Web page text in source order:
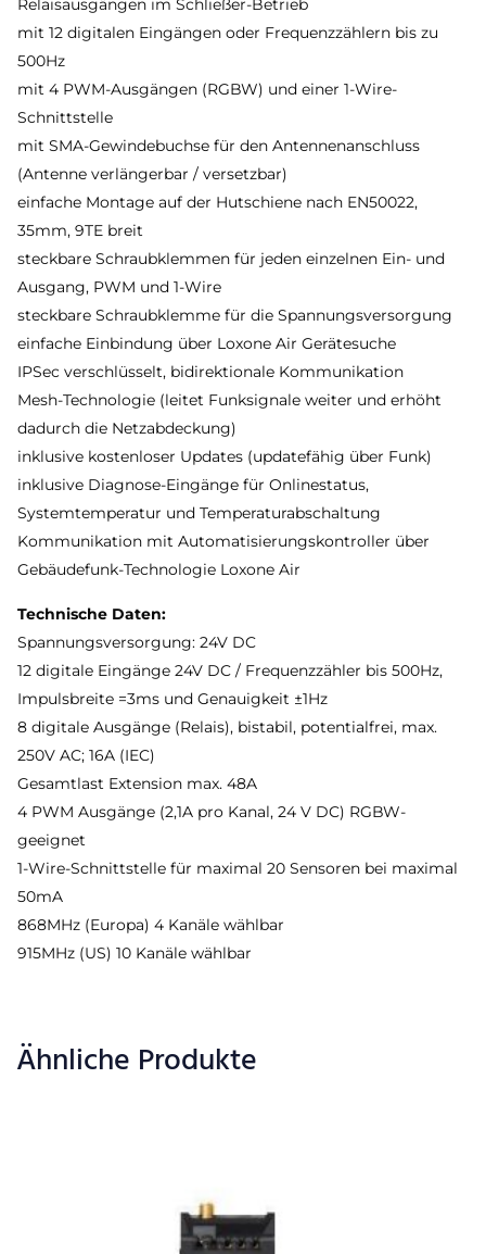
Relaisausgängen im Schließer-Betrieb
mit 12 digitalen Eingängen oder Frequenzzählern bis zu
500Hz
mit 4 PWM-Ausgängen (RGBW) und einer 1-Wire-
Schnittstelle
mit SMA-Gewindebuchse für den Antennenanschluss
(Antenne verlängerbar / versetzbar)
einfache Montage auf der Hutschiene nach EN50022,
35mm, 9TE breit
steckbare Schraubklemmen für jeden einzelnen Ein- und
Ausgang, PWM und 1-Wire
steckbare Schraubklemme für die Spannungsversorgung
einfache Einbindung über Loxone Air Gerätesuche
IPSec verschlüsselt, bidirektionale Kommunikation
Mesh-Technologie (leitet Funksignale weiter und erhöht
dadurch die Netzabdeckung)
inklusive kostenloser Updates (updatefähig über Funk)
inklusive Diagnose-Eingänge für Onlinestatus,
Systemtemperatur und Temperaturabschaltung
Kommunikation mit Automatisierungskontroller über
Gebäudefunk-Technologie Loxone Air
Technische Daten:
Spannungsversorgung: 24V DC
12 digitale Eingänge 24V DC / Frequenzzähler bis 500Hz,
Impulsbreite =3ms und Genauigkeit ±1Hz
8 digitale Ausgänge (Relais), bistabil, potentialfrei, max.
250V AC; 16A (IEC)
Gesamtlast Extension max. 48A
4 PWM Ausgänge (2,1A pro Kanal, 24 V DC) RGBW-
geeignet
1-Wire-Schnittstelle für maximal 20 Sensoren bei maximal
50mA
868MHz (Europa) 4 Kanäle wählbar
915MHz (US) 10 Kanäle wählbar
Ähnliche Produkte